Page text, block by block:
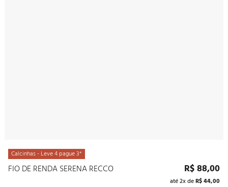
Calcinhas - Leve 4 pague 3*
FIO DE RENDA SERENA RECCO R$88,00
até2x deR$44,00